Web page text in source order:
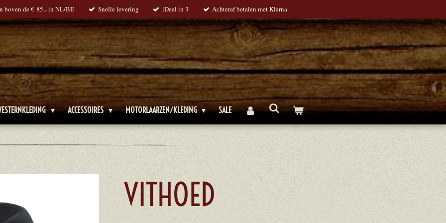
boven de € 85,- in NL/BE Snelle levering iDeal in 3 Achteraf betalen met Klarna
ACCESSOIRES MOTORLAARZEN/KLEDING SALE
VITHOED